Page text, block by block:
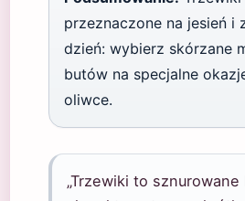
przeznaczone na jesień i
dzień: wybierz skórzane
butów na specjalne
oliwce.
„Trzewiki to